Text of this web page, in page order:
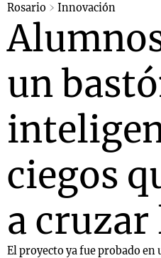
Rosario
Innovación
un
ciegos
a cruzar
El proyecto ya fue probado en